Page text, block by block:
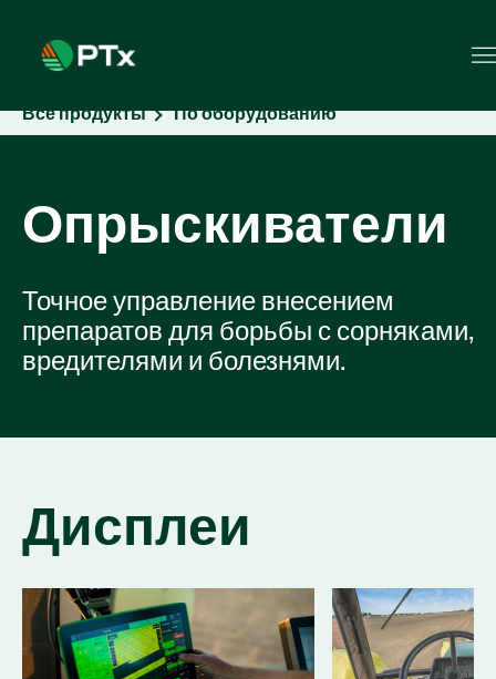
Все продукты По оборудованию
Опрыскиватели
Точное управление внесением
препаратов для борьбы с сорняками,
вредителями и болезнями.
Дисплеи